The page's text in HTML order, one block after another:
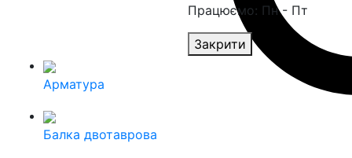
Працюємо: Пн - Пт
Закрити
Арматура
Балка двотаврова